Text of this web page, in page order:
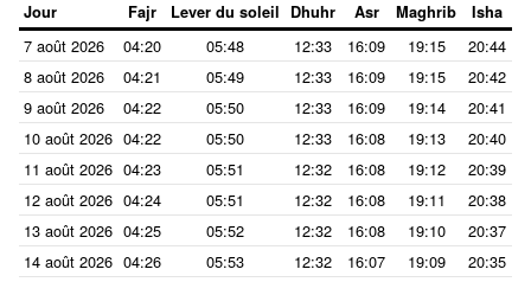
Jour Fajr Lever du soleil Dhuhr Asr Maghrib Isha
7 août 2026 04:20 05:48 12:33 16:09 19:15
20:44
8 août 2026
04:21 05:49 12:33 16:09 19:15
20:42
9 août 2026
04:22 05:50 12:33 16:09 19:14
20:41
10 août 2026 04:22 05:50 12:33 16:08 19:13
20:40
11 août 2026 04:23 05:51 12:32 16:08 19:12
20:39
12 août 2026 04:24 05:51 12:32 16:08 19:11
20:38
13 août 2026 04:25 05:52 12:32 16:08 19:10
20:37
14 août 2026 04:26 05:53 12:32 16:07 19:09
20:35